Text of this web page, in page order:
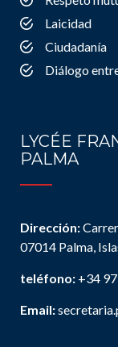
Laicidad
Ciudadanía
Diálogo
LYCÉE
PALMA
Dirección:
07014 Palma,
teléfono: +34
Email: